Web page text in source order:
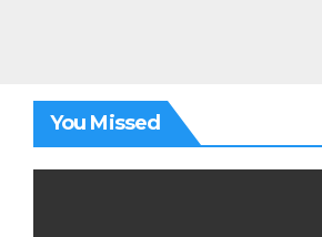
You Missed